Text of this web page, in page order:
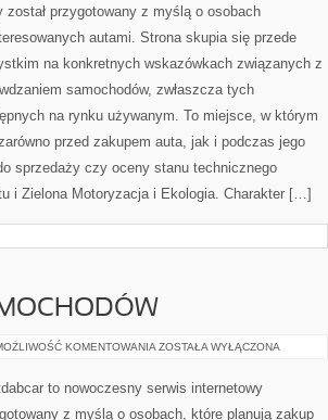
został przygotowany z myślą o osobach
autami. Strona skupia się przede
na konkretnych wskazówkach związanych z
samochodów, zwłaszcza tych
na rynku używanym. To miejsce, w którym
przed zakupem auta, jak i podczas jego
sprzedaży czy oceny stanu technicznego
i Zielona Motoryzacja i Ekologia. Charakter […]
KOMENTOWANIA WYPOŻYCZALNIA
ZOSTAŁA WYŁĄCZONA
to nowoczesny serwis internetowy
z myślą o osobach, które planują zakup